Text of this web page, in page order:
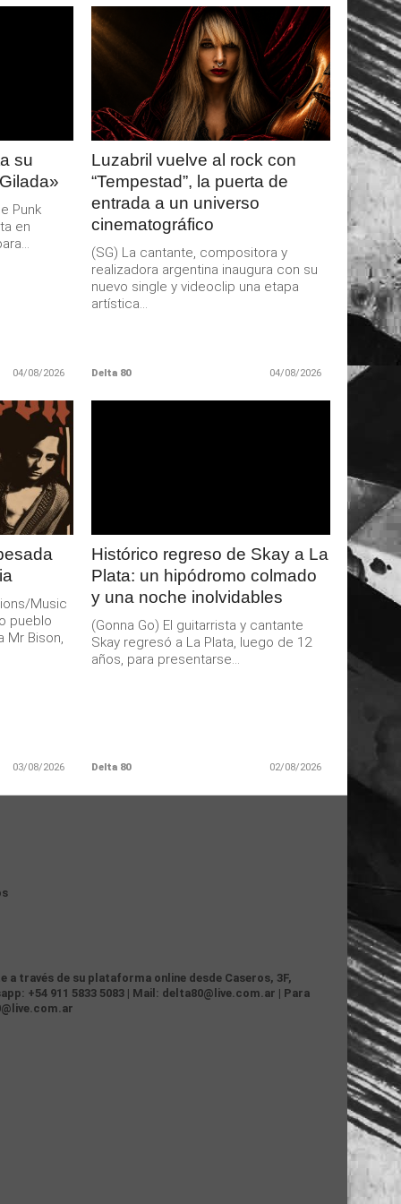
su
Punk
en
04/08/2026
LEER
MAS
Luzabril vuelve al rock con
“Tempestad”, la puerta de
entrada a un universo
cinematográfico
(SG) La cantante, compositora y
realizadora argentina inaugura con su
nuevo single y videoclip una etapa
artística...
Delta 80 04/08/2026
Music
pueblo
Mr Bison,
03/08/2026
Histórico regreso de Skay a La
Plata: un hipódromo colmado
y una noche inolvidables
(Gonna Go) El guitarrista y cantante
Skay regresó a La Plata, luego de 12
años, para presentarse...
Delta 80 02/08/2026
a través de su plataforma online desde Caseros, 3F,
+54 911 5833 5083 | Mail: delta80@live.com.ar | Para